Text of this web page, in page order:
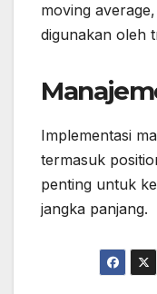
moving
digunakan oleh
Implementasi
termasuk
penting untuk
jangka panjang.